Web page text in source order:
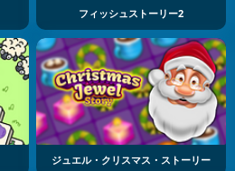
フィッシュストーリー2
ジュエル・クリスマス・ストーリー